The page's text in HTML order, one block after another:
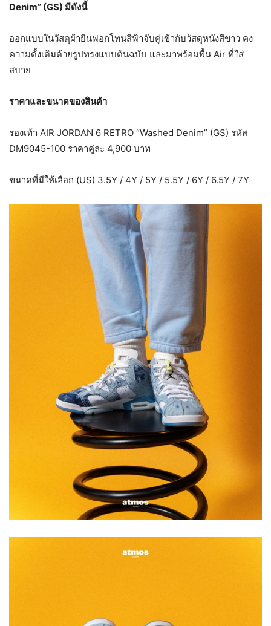
Denim” (GS) มีดังนี้
ออกแบบในวัสดุผ้ายีนฟอกโทนสีฟ้าจับคู่เข้ากับวัสดุหนังสีขาว คง
ความดั้งเดิมด้วยรูปทรงแบบต้นฉบับ และมาพร้อมพื้น Air ที่ใส่
สบาย
ราคาและขนาดของสินค้า
รองเท้า AIR JORDAN 6 RETRO “Washed Denim” (GS) รหัส
DM9045-100 ราคาคู่ละ 4,900 บาท
ขนาดที่มีให้เลือก (US) 3.5Y / 4Y / 5Y / 5.5Y / 6Y / 6.5Y / 7Y